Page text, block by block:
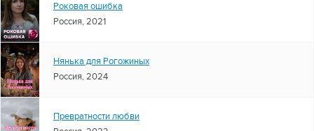
Роковая ошибка
Россия, 2021
Нянька для Рогожиных
Россия, 2024
Превратности любви